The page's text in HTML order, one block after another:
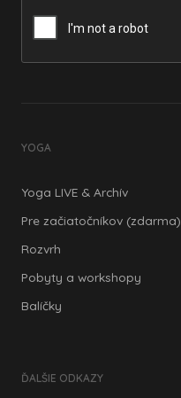
YOGA
Yoga LIVE & Archív
Pre začiatočníkov (zdarma)
Rozvrh
Pobyty a workshopy
Balíčky
ĎALŠIE ODKAZY